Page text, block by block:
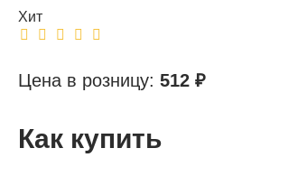
Хит
Цена в розницу: 512 ₽
Как купить